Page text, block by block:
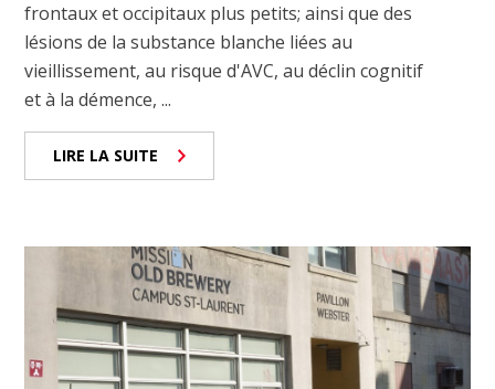
frontaux et occipitaux plus petits; ainsi que des
lésions de la substance blanche liées au
vieillissement, au risque d'AVC, au déclin cognitif
et à la démence, ...
LIRE LA SUITE